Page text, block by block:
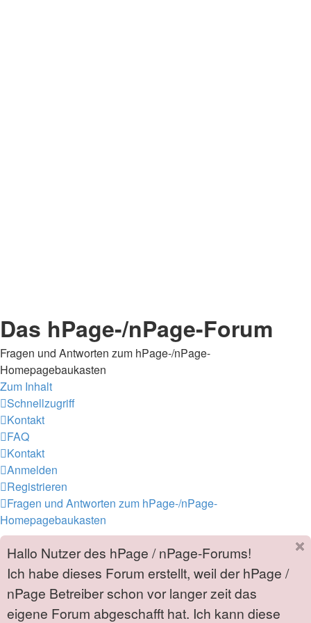
Das hPage-/nPage-Forum
Fragen und Antworten zum hPage-/nPage-
Homepagebaukasten
Zum Inhalt
Schnellzugriff
Kontakt
FAQ
Kontakt
Anmelden
Registrieren
Fragen und Antworten zum hPage-/nPage-
Homepagebaukasten
Hallo Nutzer des hPage / nPage-Forums!
Ich habe dieses Forum erstellt, weil der hPage /
nPage Betreiber schon vor langer zeit das
eigene Forum abgeschafft hat. Ich kann diese